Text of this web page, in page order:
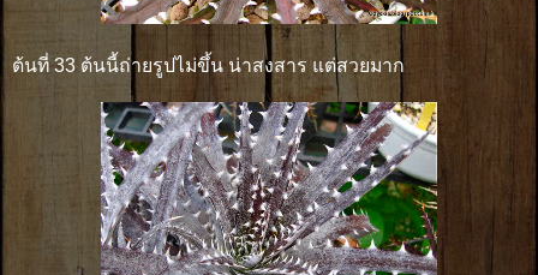
ต้นที่ 33 ต้นนี้ถ่ายรูปไม่ขึ้น น่าสงสาร แต่สวยมาก